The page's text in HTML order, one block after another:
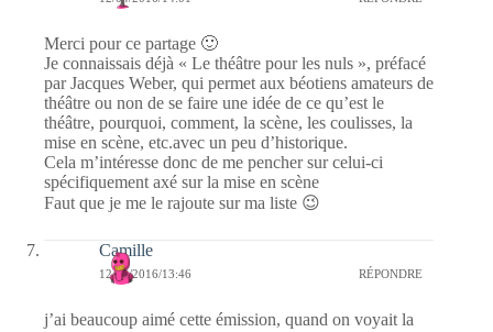
Merci pour ce partage 🙂
Je connaissais déjà « Le théâtre pour les nuls », préfacé
par Jacques Weber, qui permet aux béotiens amateurs de
théâtre ou non de se faire une idée de ce qu’est le
théâtre, pourquoi, comment, la scène, les coulisses, la
mise en scène, etc.avec un peu d’historique.
Cela m’intéresse donc de me pencher sur celui-ci
spécifiquement axé sur la mise en scène
Faut que je me le rajoute sur ma liste 😉
Camille
12/04/2016/13:46 RÉPONDRE
j’ai beaucoup aimé cette émission, quand on voyait la